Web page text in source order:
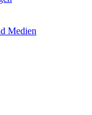
Medien